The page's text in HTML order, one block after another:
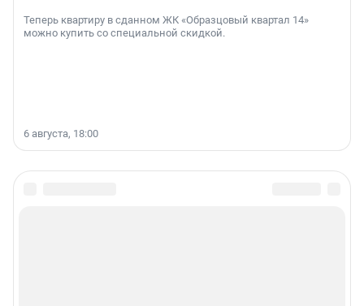
Теперь квартиру в сданном ЖК «Образцовый квартал 14»
можно купить со специальной скидкой.
6 августа, 18:00